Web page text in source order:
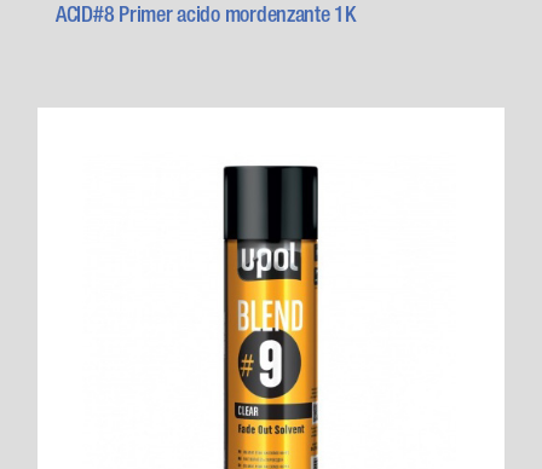
ACID#8 Primer acido mordenzante 1K